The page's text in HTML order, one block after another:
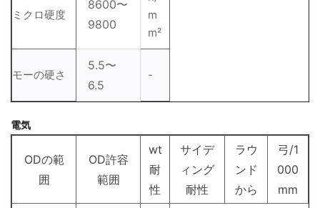
ミクロ硬度
8600〜
9800
m
m²
モーの硬さ
5.5〜
6.5
-
電気
ODの範
囲
OD許容
範囲
wt
耐
性
サイデ
ィング
耐性
ラウ
ンド
から
弓/1
000
mm